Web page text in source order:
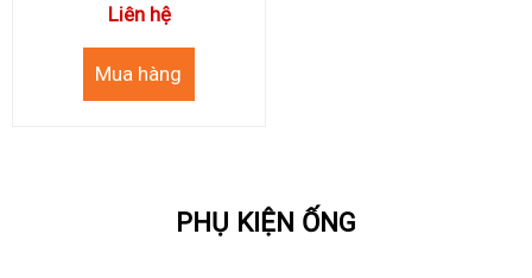
Liên hệ
PHỤ KIỆN ỐNG